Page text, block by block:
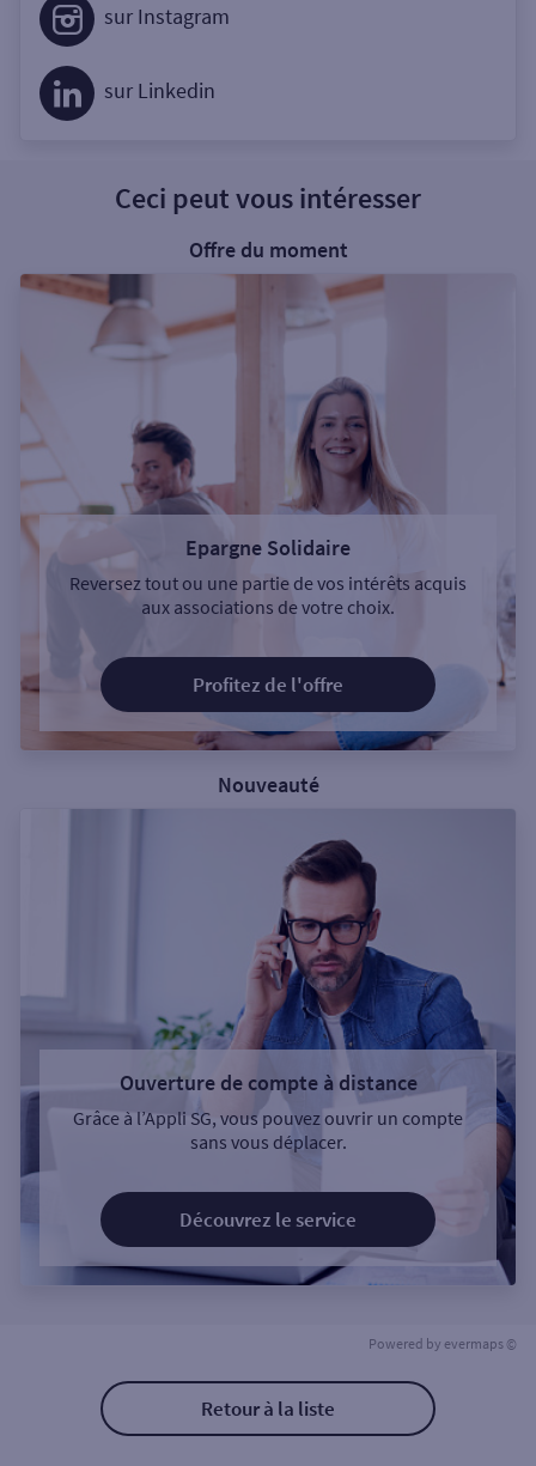
sur Instagram
sur Linkedin
Ceci peut vous intéresser
Offre du moment
Epargne Solidaire
Reversez tout ou une partie de vos intérêts acquis
aux associations de votre choix.
Profitez de l'offre
Nouveauté
Ouverture de compte à distance
Grâce à l’Appli SG, vous pouvez ouvrir un compte
sans vous déplacer.
Découvrez le service
Powered by evermaps ©
Retour à la liste